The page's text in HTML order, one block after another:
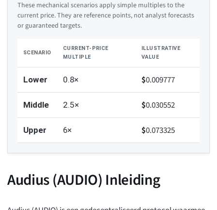
These mechanical scenarios apply simple multiples to the
current price. They are reference points, not analyst forecasts
or guaranteed targets.
SCENARIO
CURRENT-PRICE
MULTIPLE
ILLUSTRATIVE
VALUE
Lower 0.8× $0.009777
Middle 2.5× $0.030552
Upper 6× $0.073325
Audius (AUDIO) Inleiding